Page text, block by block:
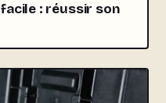
: réussir son